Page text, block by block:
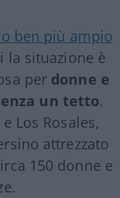
ben più ampio
la situazione è
per donne e
un tetto.
Los Rosales,
attrezzato
150 donne e